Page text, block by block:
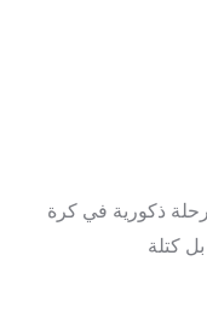
ذكورية في كرة
كتلة